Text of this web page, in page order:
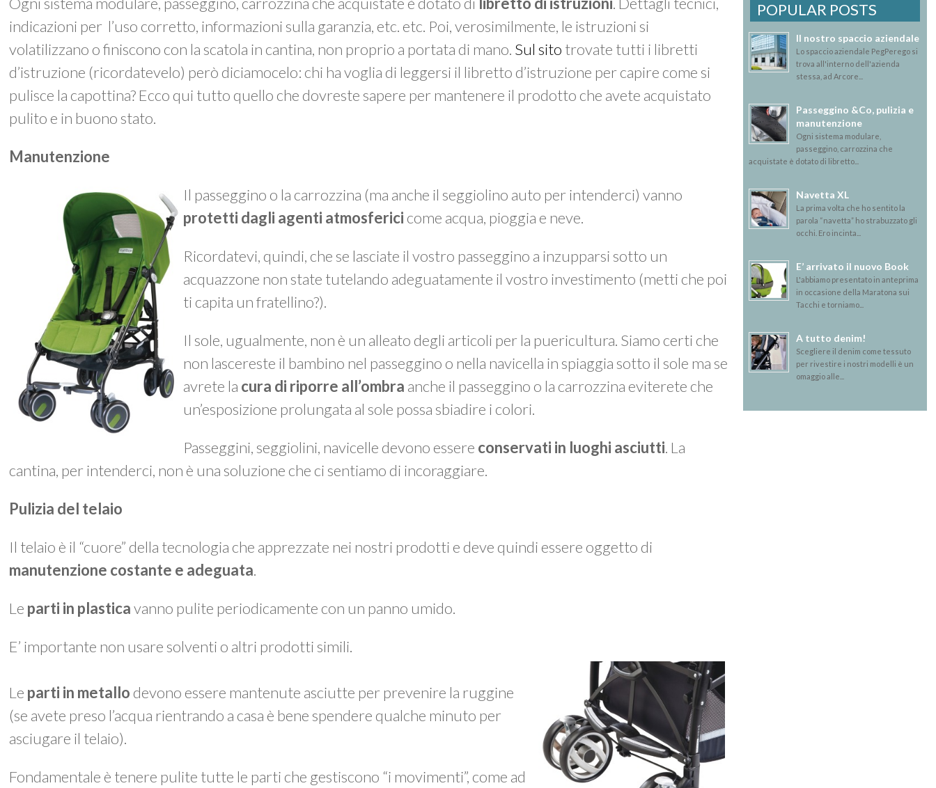
indicazioni per l’uso corretto, informazioni sulla garanzia, etc. etc. Poi, verosimilmente, le istruzioni si
volatilizzano o finiscono con la scatola in cantina, non proprio a portata di mano. Sul sito trovate tutti i libretti
d’istruzione (ricordatevelo) però diciamocelo: chi ha voglia di leggersi il libretto d’istruzione per capire come si
pulisce la capottina? Ecco qui tutto quello che dovreste sapere per mantenere il prodotto che avete acquistato
pulito e in buono stato.
Manutenzione
Il passeggino o la carrozzina (ma anche il seggiolino auto per intenderci) vanno
protetti dagli agenti atmosferici come acqua, pioggia e neve.
Ricordatevi, quindi, che se lasciate il vostro passeggino a inzupparsi sotto un
acquazzone non state tutelando adeguatamente il vostro investimento (metti che poi
ti capita un fratellino?).
Il sole, ugualmente, non è un alleato degli articoli per la puericultura. Siamo certi che
non lascereste il bambino nel passeggino o nella navicella in spiaggia sotto il sole ma se
avrete la cura di riporre all’ombra anche il passeggino o la carrozzina eviterete che
un’esposizione prolungata al sole possa sbiadire i colori.
Passeggini, seggiolini, navicelle devono essere conservati in luoghi asciutti. La
cantina, per intenderci, non è una soluzione che ci sentiamo di incoraggiare.
Pulizia del telaio
Il telaio è il “cuore” della tecnologia che apprezzate nei nostri prodotti e deve quindi essere oggetto di
manutenzione costante e adeguata.
Le parti in plasticavanno pulite periodicamente con un panno umido.
E’ importante non usare solventi o altri prodotti simili.
Le parti in metallo devono essere mantenute asciutte per prevenire la ruggine
(se avete preso l’acqua rientrando a casa è bene spendere qualche minuto per
asciugare il telaio).
Fondamentale è tenere pulite tutte le parti che gestiscono “i movimenti”, come ad
POPULAR POSTS
Il nostro spaccio aziendale
Lo spaccio aziendale PegPerego si
trova all'interno dell'azienda
stessa, ad Arcore...
Passeggino &Co, pulizia e
manutenzione
Ogni sistema modulare,
passeggino, carrozzina che
acquistate è dotato di libretto...
Navetta XL
La prima volta che ho sentito la
parola “navetta” ho strabuzzato gli
occhi. Ero incinta...
E’ arrivato il nuovo Book
L'abbiamo presentato in anteprima
in occasione della Maratona sui
Tacchi e torniamo...
A tutto denim!
Scegliere il denim come tessuto
per rivestire i nostri modelli è un
omaggio alle...